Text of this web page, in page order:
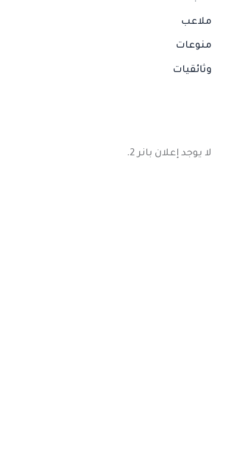
ملاعب
منوعات
وثائقيات
لا يوجد إعلان بانر 2.